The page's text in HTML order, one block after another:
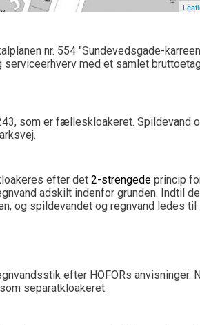
nr. 554 "Sundevedsgade-
med et samlet
som er fælleskloakeret. Spildevand
efter det 2-strengede princip
adskilt indenfor grunden. Indtil
og spildevandet og regnvand ledes
efter HOFORs anvisninger.
separatkloakeret.